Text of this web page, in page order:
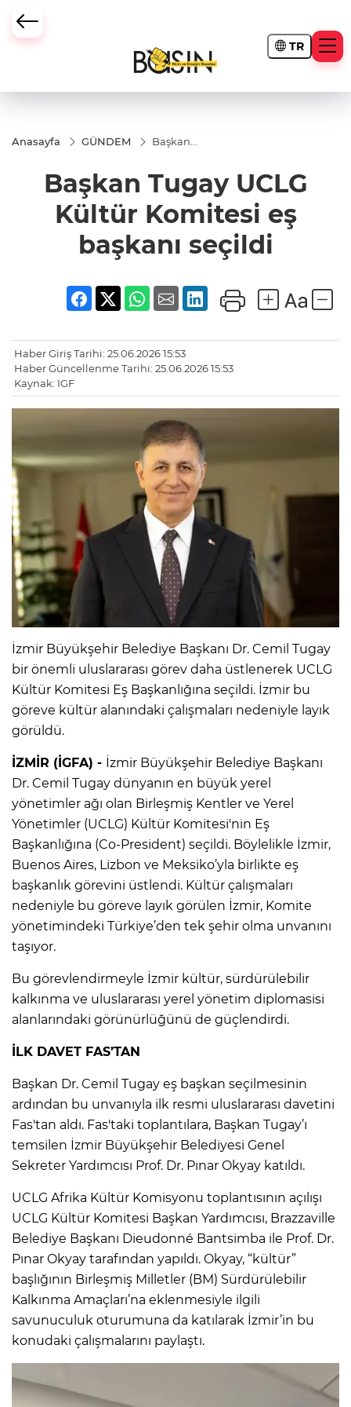
TR
Anasayfa GÜNDEM
Başkan
Kültür
Komitesi
eş
başkanı
Başkan Tugay UCLG
Kültür Komitesi eş
başkanı seçildi
Haber Giriş Tarihi: 25.06.2026 15:53
Haber Güncellenme Tarihi: 25.06.2026 15:53
Kaynak: IGF
İzmir Büyükşehir Belediye Başkanı Dr. Cemil Tugay
bir önemli uluslararası görev daha üstlenerek UCLG
Kültür Komitesi Eş Başkanlığına seçildi. İzmir bu
göreve kültür alanındaki çalışmaları nedeniyle layık
görüldü.
İZMİR (İGFA) - İzmir Büyükşehir Belediye Başkanı
Dr. Cemil Tugay dünyanın en büyük yerel
yönetimler ağı olan Birleşmiş Kentler ve Yerel
Yönetimler (UCLG) Kültür Komitesi'nin Eş
Başkanlığına (Co-President) seçildi. Böylelikle İzmir,
Buenos Aires, Lizbon ve Meksiko’yla birlikte eş
başkanlık görevini üstlendi. Kültür çalışmaları
nedeniyle bu göreve layık görülen İzmir, Komite
yönetimindeki Türkiye’den tek şehir olma unvanını
taşıyor.
Bu görevlendirmeyle İzmir kültür, sürdürülebilir
kalkınma ve uluslararası yerel yönetim diplomasisi
alanlarındaki görünürlüğünü de güçlendirdi.
İLK DAVET FAS’TAN
Başkan Dr. Cemil Tugay eş başkan seçilmesinin
ardından bu unvanıyla ilk resmi uluslararası davetini
Fas'tan aldı. Fas'taki toplantılara, Başkan Tugay’ı
temsilen İzmir Büyükşehir Belediyesi Genel
Sekreter Yardımcısı Prof. Dr. Pınar Okyay katıldı.
UCLG Afrika Kültür Komisyonu toplantısının açılışı
UCLG Kültür Komitesi Başkan Yardımcısı, Brazzaville
Belediye Başkanı Dieudonné Bantsimba ile Prof. Dr.
Pınar Okyay tarafından yapıldı. Okyay, “kültür”
başlığının Birleşmiş Milletler (BM) Sürdürülebilir
Kalkınma Amaçları’na eklenmesiyle ilgili
savunuculuk oturumuna da katılarak İzmir’in bu
konudaki çalışmalarını paylaştı.